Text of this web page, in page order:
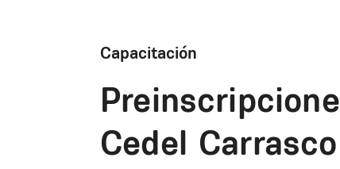
Capacitación
Cedel Carrasco